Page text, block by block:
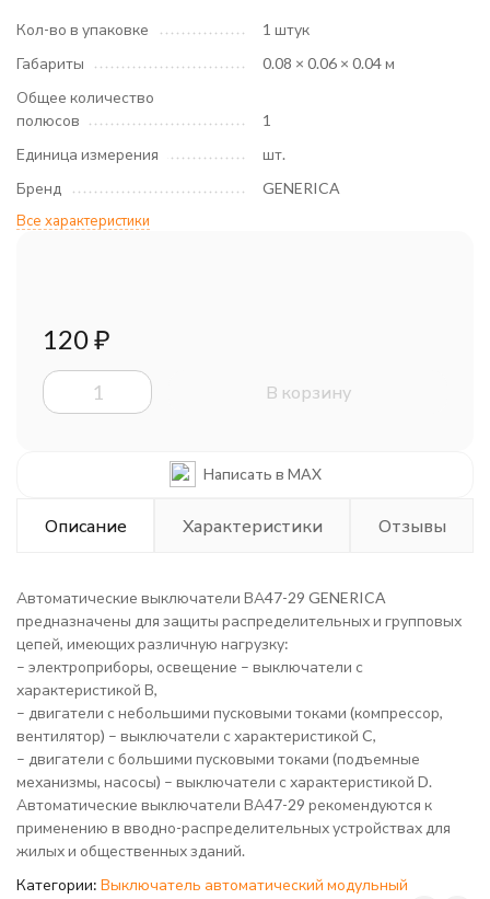
Кол-во в упаковке
1 штук
Габариты
0.08 × 0.06 × 0.04 м
Общее количество
полюсов
1
Единица измерения
шт.
Бренд
GENERICA
Все характеристики
120₽
В корзину
Написать в MAX
Описание Характеристики Отзывы
Автоматические выключатели ВА47-29 GENERICA
предназначены для защиты распределительных и групповых
цепей, имеющих различную нагрузку:
– электроприборы, освещение – выключатели с
характеристикой В,
– двигатели с небольшими пусковыми токами (компрессор,
вентилятор) – выключатели с характеристикой C,
– двигатели с большими пусковыми токами (подъемные
механизмы, насосы) – выключатели с характеристикой D.
Автоматические выключатели ВА47-29 рекомендуются к
применению в вводно-распределительных устройствах для
жилых и общественных зданий.
Категории: Выключатель автоматический модульный